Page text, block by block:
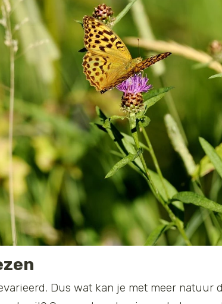
Dus wat kan je met meer natuur